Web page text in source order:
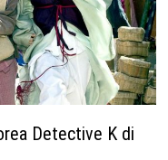
Detective K di